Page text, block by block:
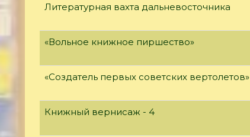
Литературная вахта дальневосточника
«Вольное книжное пиршество»
«Создатель первых советских вертолетов»
Книжный вернисаж - 4